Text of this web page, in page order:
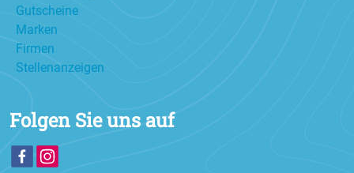
Gutscheine
Marken
Firmen
Stellenanzeigen
Folgen Sie uns auf